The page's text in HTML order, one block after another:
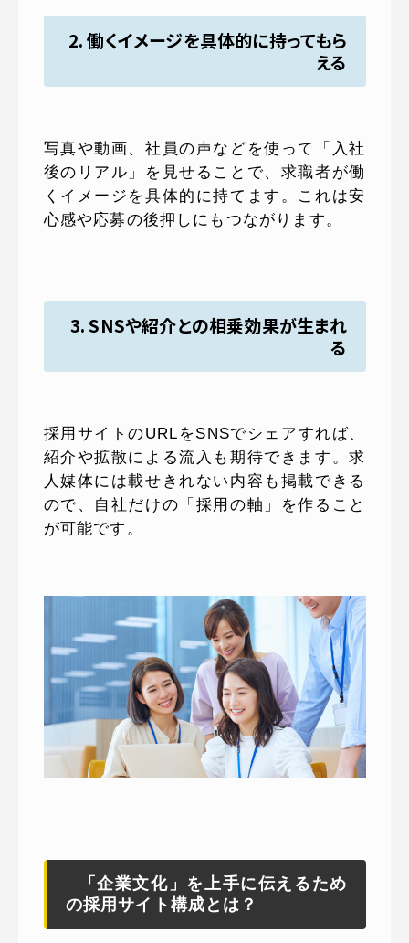
2. 働くイメージを具体的に持ってもら
える
写真や動画、社員の声などを使って「入社
後のリアル」を見せることで、求職者が働
くイメージを具体的に持てます。これは安
心感や応募の後押しにもつながります。
3. SNSや紹介との相乗効果が生まれ
る
採用サイトのURLをSNSでシェアすれば、
紹介や拡散による流入も期待できます。求
人媒体には載せきれない内容も掲載できる
ので、自社だけの「採用の軸」を作ること
が可能です。
「企業文化」を上手に伝えるため
の採用サイト構成とは？